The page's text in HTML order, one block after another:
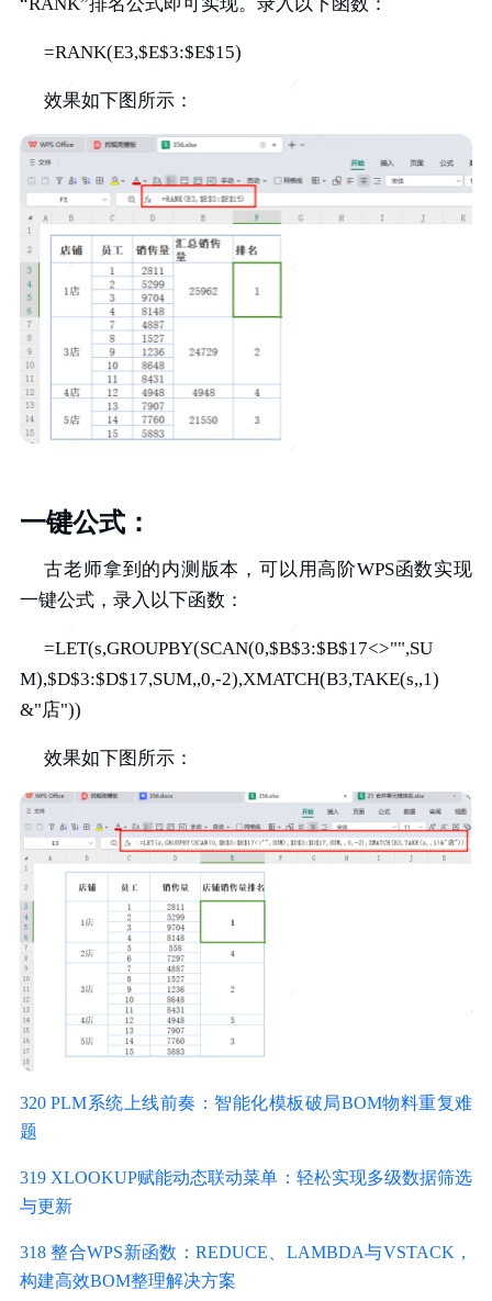
=RANK(E3,$E$3:$E$15)
效果如下图所示：
一键公式：
古老师拿到的内测版本，可以用高阶WPS函数实现
一键公式，录入以下函数：
=LET(s,GROUPBY(SCAN(0,$B$3:$B$17<>"",SU
M),$D$3:$D$17,SUM,,0,-2),XMATCH(B3,TAKE(s,,1)
&"店"))
效果如下图所示：
320 PLM系统上线前奏：智能化模板破局BOM物料重复难
题
319 XLOOKUP赋能动态联动菜单：轻松实现多级数据筛选
与更新
318 整合WPS新函数：REDUCE、LAMBDA与VSTACK，
构建高效BOM整理解决方案